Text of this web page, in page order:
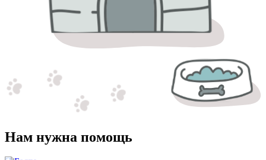
Нам нужна помощь